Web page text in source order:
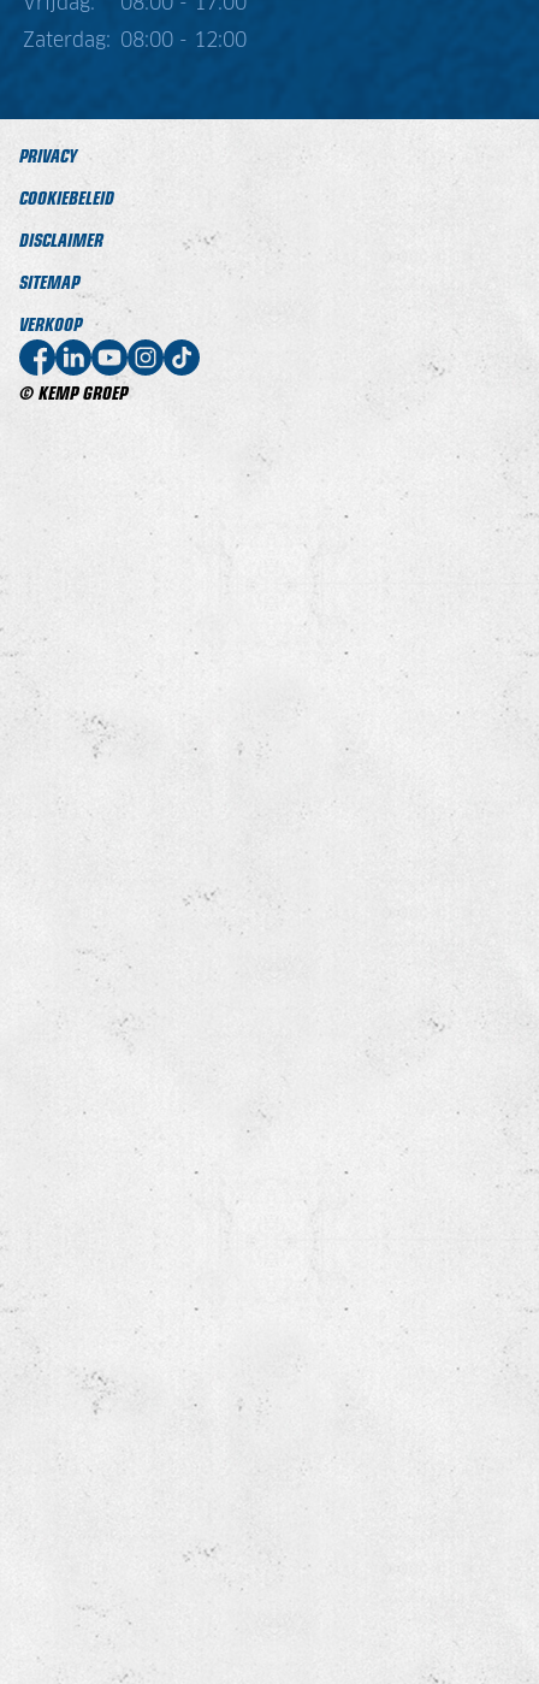
Zaterdag:
08:00 - 12:00
© KEMP GROEP
PRIVACY
COOKIEBELEID
DISCLAIMER
SITEMAP
VERKOOP